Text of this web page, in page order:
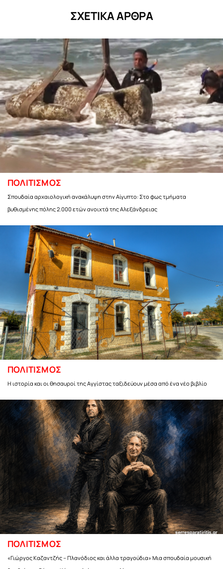
ΣΧΕΤΙΚΑ ΑΡΘΡΑ
ΠΟΛΙΤΙΣΜΟΣ
Σπουδαία αρχαιολογική ανακάλυψη στην Αίγυπτο: Στο φως τμήματα
βυθισμένης πόλης 2.000 ετών ανοιχτά της Αλεξάνδρειας
ΠΟΛΙΤΙΣΜΟΣ
Η ιστορία και οι θησαυροί της Αγγίστας ταξιδεύουν μέσα από ένα νέο βιβλίο
ΠΟΛΙΤΙΣΜΟΣ
«Γιώργος Καζαντζής – Πλανόδιος και άλλα τραγούδια» Μια σπουδαία μουσική